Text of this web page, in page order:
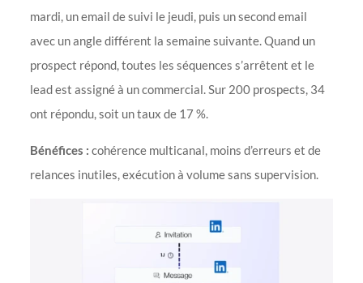
mardi, un email de suivi le jeudi, puis un second email
avec un angle différent la semaine suivante. Quand un
prospect répond, toutes les séquences s’arrêtent et le
lead est assigné à un commercial. Sur 200 prospects, 34
ont répondu, soit un taux de 17 %.
Bénéfices : cohérence multicanal, moins d’erreurs et de
relances inutiles, exécution à volume sans supervision.